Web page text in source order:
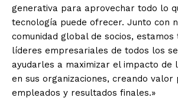
generativa para aprovechar todo lo
tecnología puede ofrecer. Junto con
comunidad global de socios, estamos
líderes empresariales de todos los
ayudarles a maximizar el impacto de
en sus organizaciones, creando valor
empleados y resultados finales.»